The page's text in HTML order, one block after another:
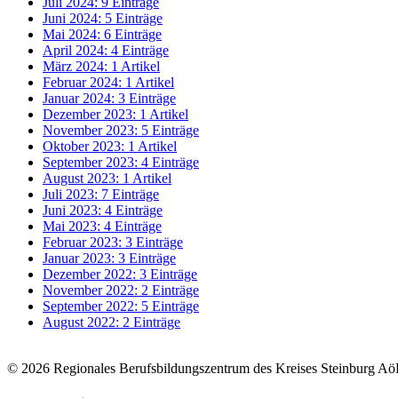
Juni 2024: 5 Einträge
Mai 2024: 6 Einträge
April 2024: 4 Einträge
März 2024: 1 Artikel
Februar 2024: 1 Artikel
Januar 2024: 3 Einträge
Dezember 2023: 1 Artikel
November 2023: 5 Einträge
Oktober 2023: 1 Artikel
September 2023: 4 Einträge
August 2023: 1 Artikel
Juli 2023: 7 Einträge
Juni 2023: 4 Einträge
Mai 2023: 4 Einträge
Februar 2023: 3 Einträge
Januar 2023: 3 Einträge
Dezember 2022: 3 Einträge
November 2022: 2 Einträge
September 2022: 5 Einträge
August 2022: 2 Einträge
© 2026 Regionales Berufsbildungszentrum des Kreises Steinburg